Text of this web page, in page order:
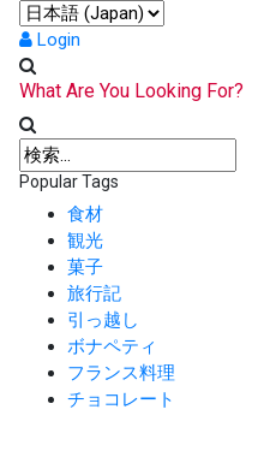
Login
What Are You Looking For?
Popular Tags
食材
観光
菓子
旅行記
引っ越し
ボナペティ
フランス料理
チョコレート